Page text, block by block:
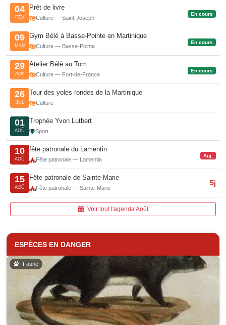
04
FÉV
Prêt de livre
Culture — Saint-Joseph
En cours
09
MAR
Gym Bèlè à Basse-Pointe en Martinique
Culture — Basse-Pointe
En cours
29
AVR
Atelier Bélè au Tom
Culture — Fort-de-France
En cours
26
JUL
Tour des yoles rondes de la Martinique
Culture
01
AOÛ
Trophée Yvon Lutbert
Sport
10
AOÛ
fête patronale du Lamentin
Fête patronale — Lamentin
Auj.
15
AOÛ
Fête patronale de Sainte-Marie
Fête patronale — Sainte-Marie
5j
Voir tout l'agenda Août
ESPÈCES EN DANGER
Faune